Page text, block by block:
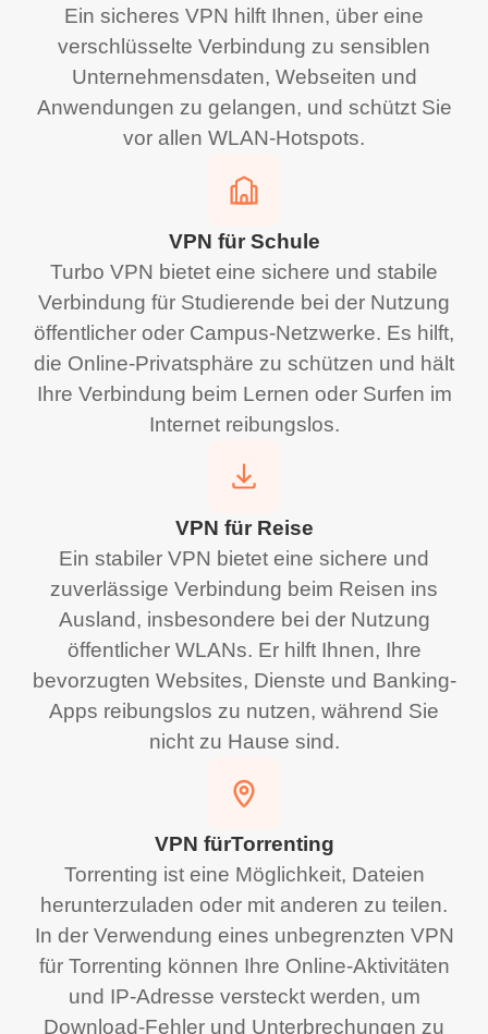
Ein sicheres VPN hilft Ihnen, über eine
verschlüsselte Verbindung zu sensiblen
Unternehmensdaten, Webseiten und
Anwendungen zu gelangen, und schützt Sie
vor allen WLAN-Hotspots.
VPN für Schule
Turbo VPN bietet eine sichere und stabile
Verbindung für Studierende bei der Nutzung
öffentlicher oder Campus-Netzwerke. Es hilft,
die Online-Privatsphäre zu schützen und hält
Ihre Verbindung beim Lernen oder Surfen im
Internet reibungslos.
VPN für Reise
Ein stabiler VPN bietet eine sichere und
zuverlässige Verbindung beim Reisen ins
Ausland, insbesondere bei der Nutzung
öffentlicher WLANs. Er hilft Ihnen, Ihre
bevorzugten Websites, Dienste und Banking-
Apps reibungslos zu nutzen, während Sie
nicht zu Hause sind.
VPN fürTorrenting
Torrenting ist eine Möglichkeit, Dateien
herunterzuladen oder mit anderen zu teilen.
In der Verwendung eines unbegrenzten VPN
für Torrenting können Ihre Online-Aktivitäten
und IP-Adresse versteckt werden, um
Download-Fehler und Unterbrechungen zu